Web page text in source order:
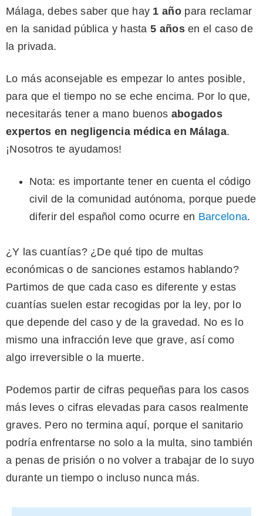
Málaga, debes saber que hay 1 año para reclamar
en la sanidad pública y hasta 5 añosen el caso de
la privada.
Lo más aconsejable es empezar lo antes posible,
para que el tiempo no se eche encima. Por lo que,
necesitarás tener a mano buenos abogados
expertos en negligencia médica en Málaga.
¡Nosotros te ayudamos!
Nota: es importante tener en cuenta el código
civil de la comunidad autónoma, porque puede
diferir del español como ocurre en Barcelona.
¿Y las cuantías? ¿De qué tipo de multas
económicas o de sanciones estamos hablando?
Partimos de que cada caso es diferente y estas
cuantías suelen estar recogidas por la ley, por lo
que depende del caso y de la gravedad. No es lo
mismo una infracción leve que grave, así como
algo irreversible o la muerte.
Podemos partir de cifras pequeñas para los casos
más leves o cifras elevadas para casos realmente
graves. Pero no termina aquí, porque el sanitario
podría enfrentarse no solo a la multa, sino también
a penas de prisión o no volver a trabajar de lo suyo
durante un tiempo o incluso nunca más.